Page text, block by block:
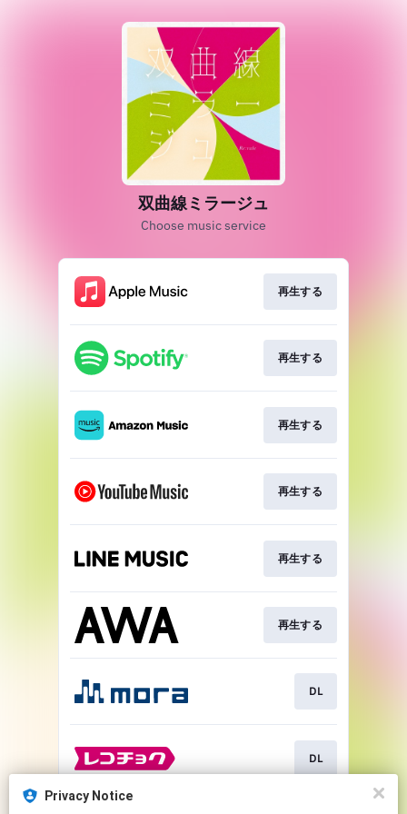
Privacy Notice
双曲線ミラージュ
Choose music service
再生する
再生する
再生する
再生する
再生する
再生する
DL
DL